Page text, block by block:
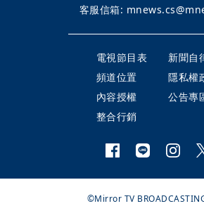
客服信箱:
電視節目表
新聞自
頻道位置
隱私權
內容授權
公告專
整合行銷
©Mirror TV